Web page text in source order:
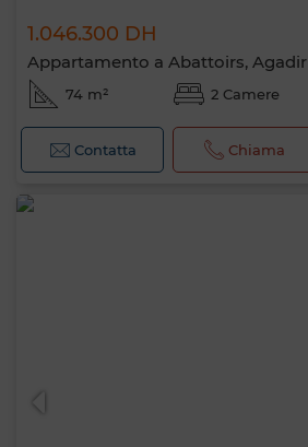
1.046.300 DH
Appartamento a Abattoirs, Agadir
74 m² 2 Camere
Contatta Chiama